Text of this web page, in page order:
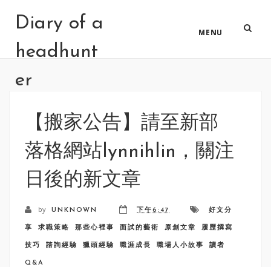
MENU
Diary of a
headhunt
er
【搬家公告】請至新部
落格網站lynnihlin，關注
日後的新文章
by UNKNOWN 下午6:47 好文分
享 求職策略 那些心裡事 面試的藝術 原創文章 履歷撰寫
技巧 諮詢經驗 獵頭經驗 職涯成長 職場人小故事 讀者
Q&A